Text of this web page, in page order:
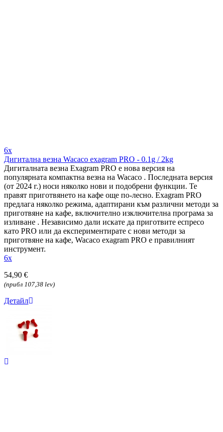
6x
Дигитална везна Wacaco exagram PRO - 0.1g / 2kg
Дигиталната везна Exagram PRO е нова версия на
популярната компактна везна на Wacaco . Последната версия
(от 2024 г.) носи няколко нови и подобрени функции. Те
правят приготвянето на кафе още по-лесно. Exagram PRO
предлага няколко режима, адаптирани към различни методи за
приготвяне на кафе, включително изключителна програма за
изливане . Независимо дали искате да приготвите еспресо
като PRO или да експериментирате с нови методи за
приготвяне на кафе, Wacaco exagram PRO е правилният
инструмент.
6x
54,90 €
(прибл 107,38 lev)
Детайл